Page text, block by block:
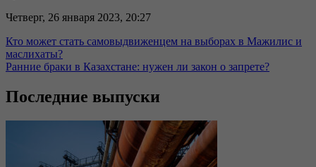
Четверг, 26 января 2023, 20:27
Кто может стать самовыдвиженцем на выборах в Мажилис и
маслихаты?
Ранние браки в Казахстане: нужен ли закон о запрете?
Последние выпуски